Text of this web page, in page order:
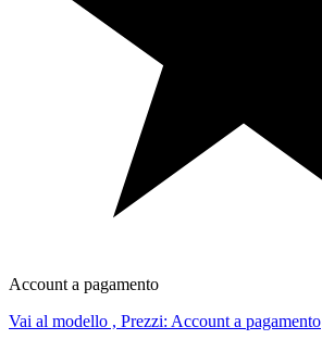
Account a pagamento
Vai al modello , Prezzi: Account a pagamento